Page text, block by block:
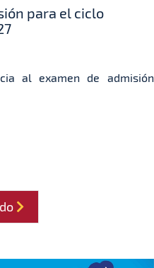
para el ciclo
al examen de admisión